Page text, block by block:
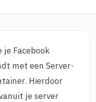
Facebook
met een Server-
Hierdoor
je server